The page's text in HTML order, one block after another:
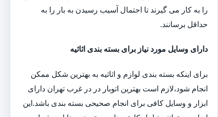
را به کار می گیرند تا احتمال آسیب رسیدن به بار را به
حداقل برسانند.
دارای وسایل مورد نیاز برای بسته بندی اثاثیه
برای اینکه بسته بندی لوازم و اثاثیه به بهترین شکل ممکن
انجام شود،لازم است بهترین اتوبار در در غرب تهران دارای
ابزار و وسایل کافی برای انجام صحیحی بسته بندی باشد.این